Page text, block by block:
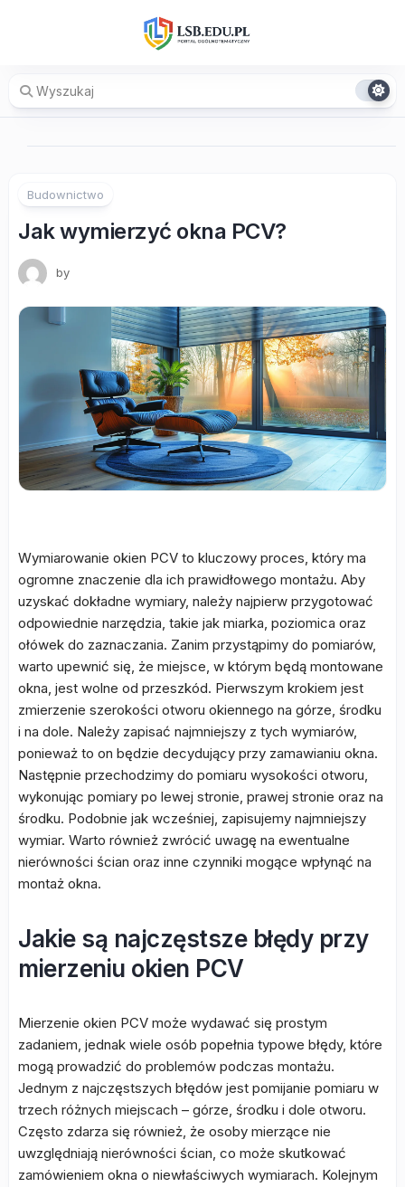
Budownictwo
Jak wymierzyć okna PCV?
by
Wymiarowanie okien PCV to kluczowy proces, który ma
ogromne znaczenie dla ich prawidłowego montażu. Aby
uzyskać dokładne wymiary, należy najpierw przygotować
odpowiednie narzędzia, takie jak miarka, poziomica oraz
ołówek do zaznaczania. Zanim przystąpimy do pomiarów,
warto upewnić się, że miejsce, w którym będą montowane
okna, jest wolne od przeszkód. Pierwszym krokiem jest
zmierzenie szerokości otworu okiennego na górze, środku
i na dole. Należy zapisać najmniejszy z tych wymiarów,
ponieważ to on będzie decydujący przy zamawianiu okna.
Następnie przechodzimy do pomiaru wysokości otworu,
wykonując pomiary po lewej stronie, prawej stronie oraz na
środku. Podobnie jak wcześniej, zapisujemy najmniejszy
wymiar. Warto również zwrócić uwagę na ewentualne
nierówności ścian oraz inne czynniki mogące wpłynąć na
montaż okna.
Jakie są najczęstsze błędy przy
mierzeniu okien PCV
Mierzenie okien PCV może wydawać się prostym
zadaniem, jednak wiele osób popełnia typowe błędy, które
mogą prowadzić do problemów podczas montażu.
Jednym z najczęstszych błędów jest pomijanie pomiaru w
trzech różnych miejscach – górze, środku i dole otworu.
Często zdarza się również, że osoby mierzące nie
uwzględniają nierówności ścian, co może skutkować
zamówieniem okna o niewłaściwych wymiarach. Kolejnym